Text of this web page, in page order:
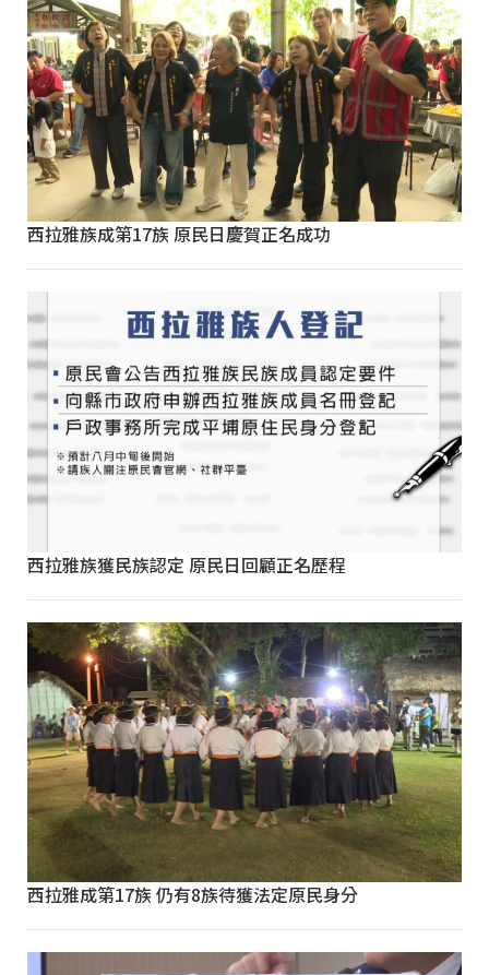
西拉雅族成第17族 原民日慶賀正名成功
西拉雅族獲民族認定 原民日回顧正名歷程
西拉雅成第17族 仍有8族待獲法定原民身分